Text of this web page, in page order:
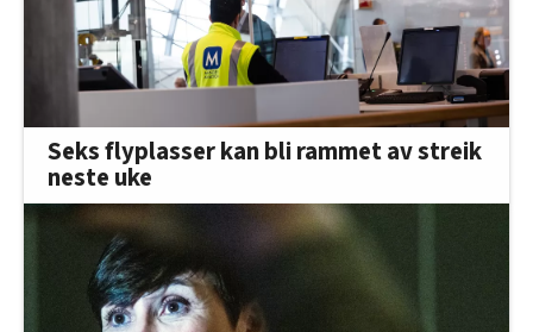
Seks flyplasser kan bli rammet av streik
neste uke